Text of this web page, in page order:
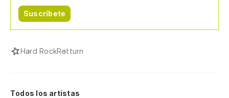
Suscríbete
Hard RockRetturn
Todos los artistas